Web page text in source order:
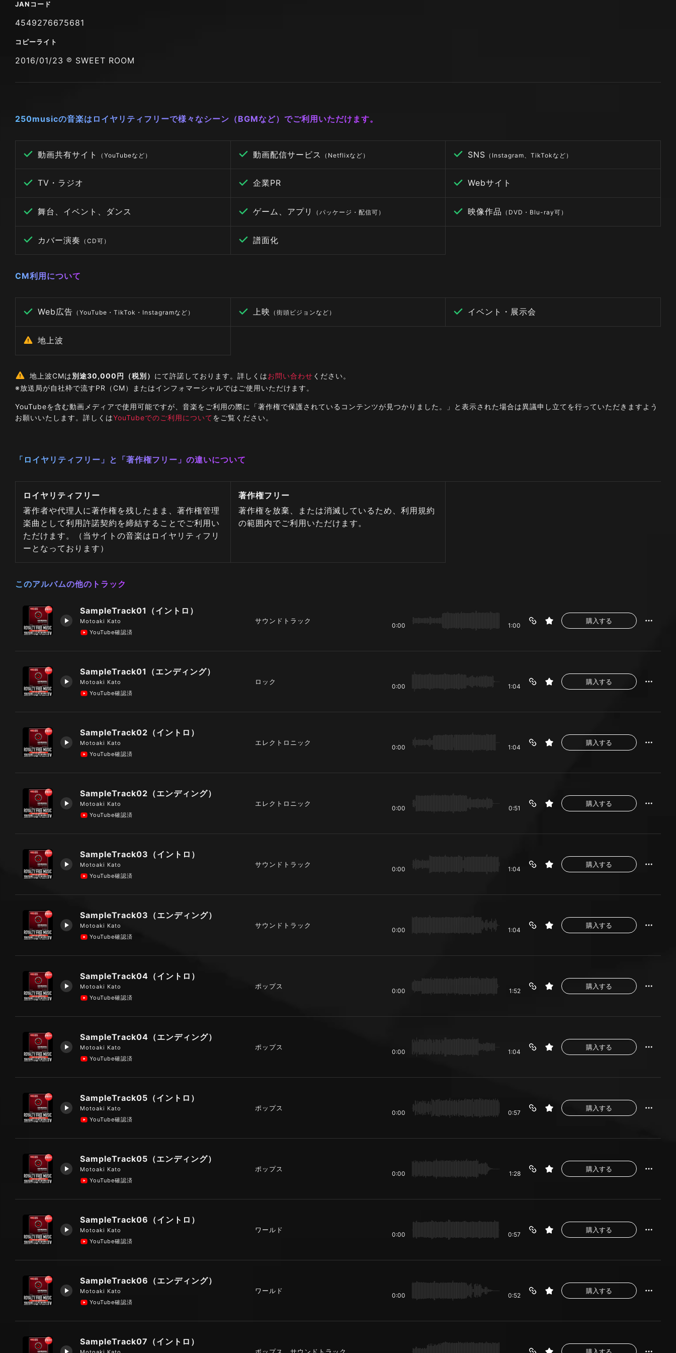
JANコード
4549276675681
コピーライト
2016/01/23 ℗ SWEET ROOM
250musicの音楽はロイヤリティフリーで様々なシーン（BGMなど）でご利用いただけます。
動画共有サイト （YouTubeなど） 動画配信サービス （Netflixなど） SNS （Instagram、TikTokなど）
TV・ラジオ 企業PR Webサイト
舞台、イベント、ダンス ゲーム、アプリ （パッケージ・配信可） 映像作品 （DVD・Blu-ray可）
カバー演奏 （CD可） 譜面化
CM利用について
Web広告 （YouTube・TikTok・Instagramなど） 上映 （街頭ビジョンなど） イベント・展示会
地上波
地上波CMは別途30,000円（税別） にて許諾しております。詳しくはお問い合わせ ください。
※放送局が自社枠で流すPR（CM）またはインフォマーシャルではご使用いただけます。
YouTubeを含む動画メディアで使用可能ですが、音楽をご利用の際に「著作権で保護されているコンテンツが見つかりました。」と表示された場合は異議申し立てを行っていただきますよう
お願いいたします。詳しくはYouTubeでのご利用についてをご覧ください。
「ロイヤリティフリー」と「著作権フリー」の違いについて
ロイヤリティフリー
著作者や代理人に著作権を残したまま、著作権管理
楽曲として利用許諾契約を締結することでご利用い
ただけます。（当サイトの音楽はロイヤリティフリ
ーとなっております）
著作権フリー
著作権を放棄、または消滅しているため、利用規約
の範囲内でご利用いただけます。
このアルバムの他のトラック
SampleTrack01（イントロ）
Motoaki Kato
YouTube確認済
サウンドトラック
0:00 1:00
購入する
SampleTrack01（エンディング）
Motoaki Kato
YouTube確認済
ロック
0:00 1:04
購入する
SampleTrack02（イントロ）
Motoaki Kato
YouTube確認済
エレクトロニック
0:00 1:04
購入する
SampleTrack02（エンディング）
Motoaki Kato
YouTube確認済
エレクトロニック
0:00 0:51
購入する
SampleTrack03（イントロ）
Motoaki Kato
YouTube確認済
サウンドトラック
0:00 1:04
購入する
SampleTrack03（エンディング）
Motoaki Kato
YouTube確認済
サウンドトラック
0:00 1:04
購入する
SampleTrack04（イントロ）
Motoaki Kato
YouTube確認済
ポップス
0:00 1:52
購入する
SampleTrack04（エンディング）
Motoaki Kato
YouTube確認済
ポップス
0:00 1:04
購入する
SampleTrack05（イントロ）
Motoaki Kato
YouTube確認済
ポップス
0:00 0:57
購入する
SampleTrack05（エンディング）
Motoaki Kato
YouTube確認済
ポップス
0:00 1:28
購入する
SampleTrack06（イントロ）
Motoaki Kato
YouTube確認済
ワールド
0:00 0:57
購入する
SampleTrack06（エンディング）
Motoaki Kato
YouTube確認済
ワールド
0:00 0:52
購入する
SampleTrack07（イントロ）
ポップス、サウンドトラック 購入する